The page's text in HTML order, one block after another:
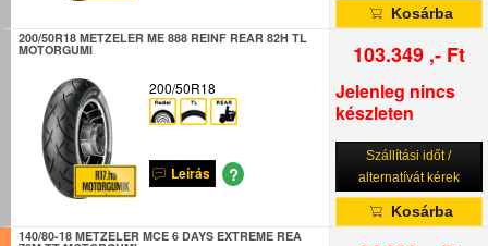
Kosárba
200/50R18 METZELER ME 888 REINF REAR 82H TL
MOTORGUMI
200/50R18
Leírás ?
103.349 ,- Ft
Jelenleg nincs
készleten
Szállítási időt /
alternatívát kérek
Kosárba
140/80-18 METZELER MCE 6 DAYS EXTREME REA